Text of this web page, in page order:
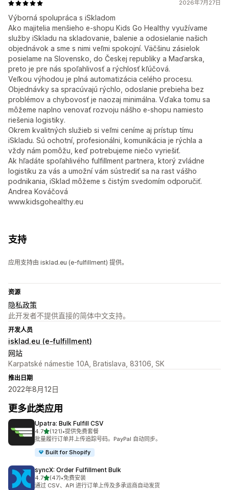
2026年7月27日
Výborná spolupráca s iSkladom
Ako majitelia menšieho e-shopu Kids Go Healthy využívame
služby iSkladu na skladovanie, balenie a odosielanie našich
objednávok a sme s nimi veľmi spokojní. Väčšinu zásielok
posielame na Slovensko, do Českej republiky a Maďarska,
preto je pre nás spoľahlivosť a rýchlosť kľúčová.
Veľkou výhodou je plná automatizácia celého procesu.
Objednávky sa spracúvajú rýchlo, odoslanie prebieha bez
problémov a chybovosť je naozaj minimálna. Vďaka tomu sa
môžeme naplno venovať rozvoju nášho e-shopu namiesto
riešenia logistiky.
Okrem kvalitných služieb si veľmi ceníme aj prístup tímu
iSkladu. Sú ochotní, profesionálni, komunikácia je rýchla a
vždy nám pomôžu, keď potrebujeme niečo vyriešiť.
Ak hľadáte spoľahlivého fulfillment partnera, ktorý zvládne
logistiku za vás a umožní vám sústrediť sa na rast vášho
podnikania, iSklad môžeme s čistým svedomím odporučiť.
Andrea Kováčová
www.kidsgohealthy.eu
支持
应用支持由 isklad.eu (e-fulfillment) 提供。
资源
隐私政策
此开发者不提供直接的简体中文支持。
开发人员
isklad.eu (e-fulfillment)
网站
Karpatské námestie 10A, Bratislava, 83106, SK
推出日期
2022年8月12日
更多此类应用
Upatra: Bulk Fulfill CSV
4.7星（满分 5 星）
(121)
总共 121 条评论
•提供免费套餐
批量履行订单并上传追踪号码。PayPal 自动同步。
Built for Shopify
syncX: Order Fulfillment Bulk
4.7星（满分 5 星）
(47)
总共 47 条评论
•免费安装
通过 CSV、API 进行订单上传及多承运商自动发货